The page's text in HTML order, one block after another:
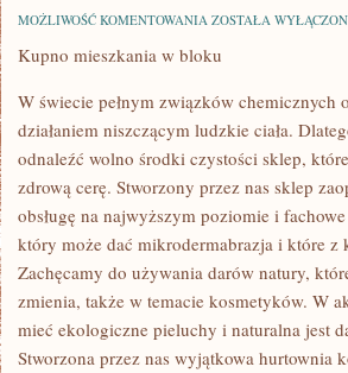
MOŻLIWOŚĆ KOMENTOWANIA DROBNY
ZOSTAŁA
Kupno mieszkania w bloku
W świecie pełnym związków
działaniem niszczącym ludzkie ciała.
odnaleźć wolno środki czystości sklep,
zdrową cerę. Stworzony przez nas sklep
obsługę na najwyższym poziomie i
który może dać mikrodermabrazja i które z
Zachęcamy do używania darów natury,
zmienia, także w temacie kosmetyków. W
mieć ekologiczne pieluchy i naturalna jest
Stworzona przez nas wyjątkowa hurtownia